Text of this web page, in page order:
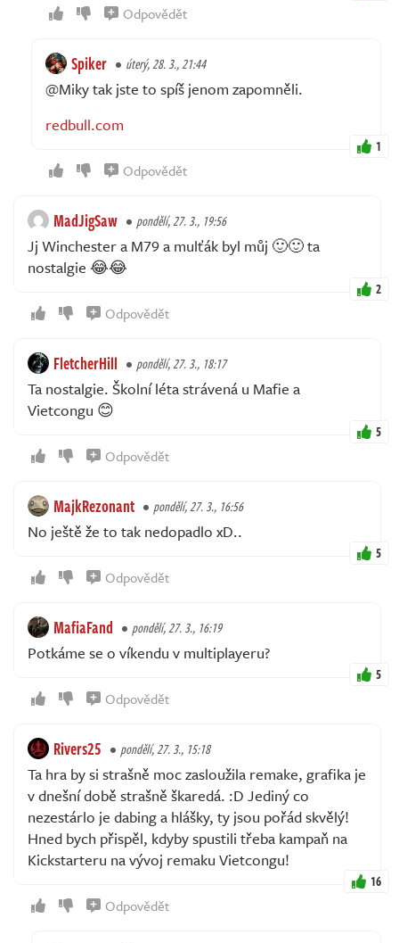
Odpovědět
Spiker úterý, 28. 3., 21:44
@Miky tak jste to spíš jenom zapomněli.
redbull.com
1
Odpovědět
MadJigSaw pondělí, 27. 3., 19:56
Jj Winchester a M79 a mulťák byl můj 🙂🙂 ta
nostalgie 😂😂
2
Odpovědět
FletcherHill pondělí, 27. 3., 18:17
Ta nostalgie. Školní léta strávená u Mafie a
Vietcongu 😊
5
Odpovědět
MajkRezonant pondělí, 27. 3., 16:56
No ještě že to tak nedopadlo xD..
5
Odpovědět
MafiaFand pondělí, 27. 3., 16:19
Potkáme se o víkendu v multiplayeru?
5
Odpovědět
Rivers25 pondělí, 27. 3., 15:18
Ta hra by si strašně moc zasloužila remake, grafika je
v dnešní době strašně škaredá. :D Jediný co
nezestárlo je dabing a hlášky, ty jsou pořád skvělý!
Hned bych přispěl, kdyby spustili třeba kampaň na
Kickstarteru na vývoj remaku Vietcongu!
16
Odpovědět